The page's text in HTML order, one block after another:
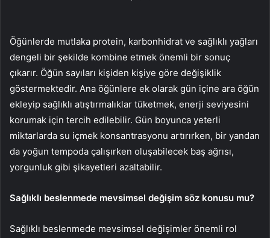
Öğünlerde mutlaka protein, karbonhidrat ve sağlıklı yağları
dengeli bir şekilde kombine etmek önemli bir sonuç
çıkarır. Öğün sayıları kişiden kişiye göre değişiklik
göstermektedir. Ana öğünlere ek olarak gün içine ara öğün
ekleyip sağlıklı atıştırmalıklar tüketmek, enerji seviyesini
korumak için tercih edilebilir. Gün boyunca yeterli
miktarlarda su içmek konsantrasyonu artırırken, bir yandan
da yoğun tempoda çalışırken oluşabilecek baş ağrısı,
yorgunluk gibi şikayetleri azaltabilir.
Sağlıklı beslenmede mevsimsel değişim söz konusu mu?
Sağlıklı beslenmede mevsimsel değişimler önemli rol